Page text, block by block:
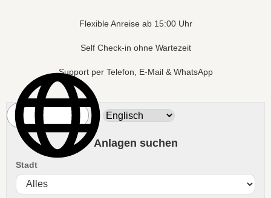
Flexible Anreise ab 15:00 Uhr
Self Check-in ohne Wartezeit
Support per Telefon, E-Mail & WhatsApp
Anlagen suchen
Stadt